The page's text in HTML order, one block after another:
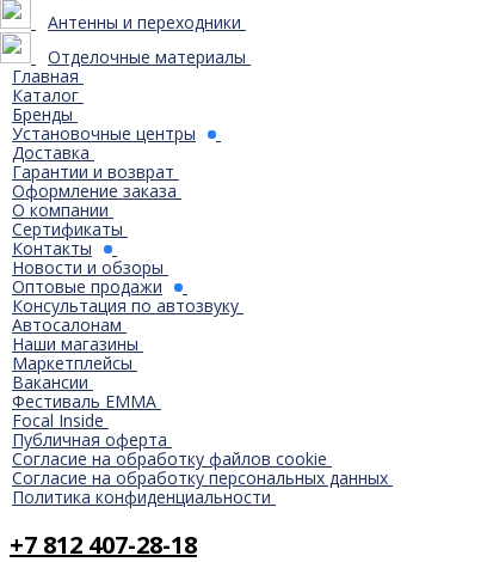
Антенны и переходники
Отделочные материалы
Главная
Каталог
Бренды
Установочные центры
Доставка
Гарантии и возврат
Оформление заказа
О компании
Сертификаты
Контакты
Новости и обзоры
Оптовые продажи
Консультация по автозвуку
Автосалонам
Наши магазины
Маркетплейсы
Вакансии
Фестиваль EMMA
Focal Inside
Публичная оферта
Согласие на обработку файлов cookie
Согласие на обработку персональных данных
Политика конфиденциальности
+7 812 407-28-18